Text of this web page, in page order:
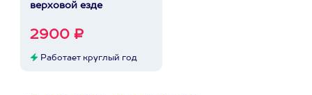
верховой езде
2900 ₽
Работает круглый год